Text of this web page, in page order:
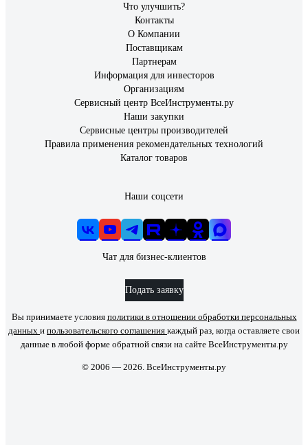
Что улучшить?
Контакты
О Компании
Поставщикам
Партнерам
Информация для инвесторов
Организациям
Сервисный центр ВсеИнструменты.ру
Наши закупки
Сервисные центры производителей
Правила применения рекомендательных технологий
Каталог товаров
Наши соцсети
Чат для бизнес-клиентов
Подать заявку
Вы принимаете условия политики в отношении обработки персональных
данных и пользовательского соглашения каждый раз, когда оставляете свои
данные в любой форме обратной связи на сайте ВсеИнструменты.ру
© 2006 — 2026. ВсеИнструменты.ру